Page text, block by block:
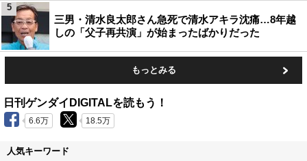
三男・清水良太郎さん急死で清水アキラ沈痛…8年越
しの「父子再共演」が始まったばかりだった
5
もっとみる
日刊ゲンダイDIGITALを読もう！
6.6万 18.5万
人気キーワード